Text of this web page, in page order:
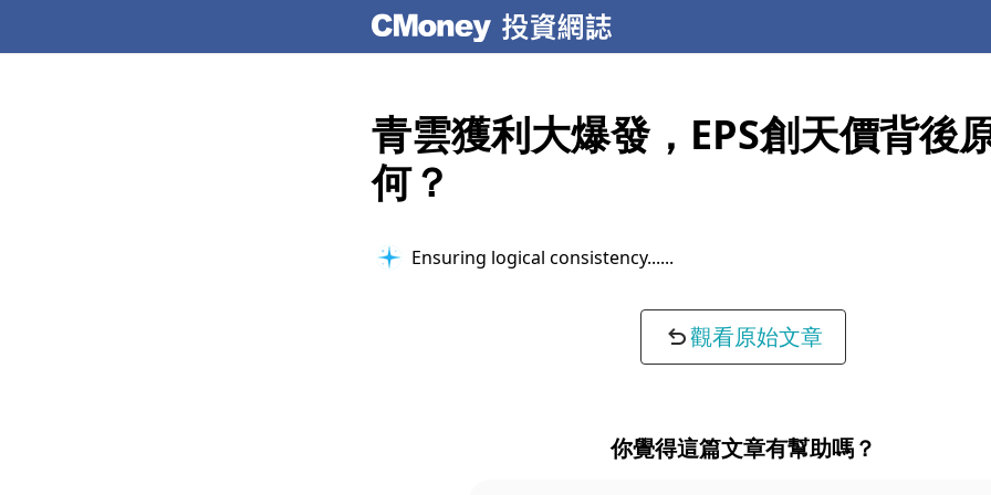
青雲獲利大爆發，EPS創天價背後
何？
Ensuring logical consistency...
觀看原始文章
你覺得這篇文章有幫助嗎？